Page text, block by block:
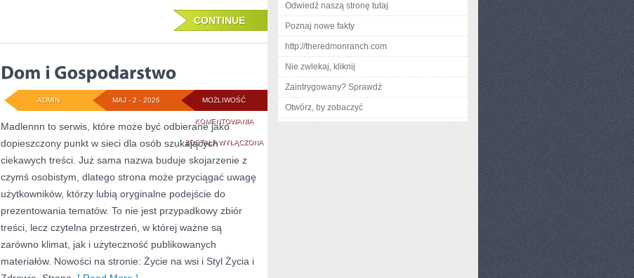
CONTINUE
MOŻLIWOŚĆ
KOMENTOWANIADOM
I
GOSPODARSTWO
ZOSTAŁA WYŁĄCZONA
MAJ - 2 - 2026
ADMIN
Madlennn to serwis, które może być odbierane jako
dopieszczony punkt w sieci dla osób szukających
ciekawych treści. Już sama nazwa buduje skojarzenie z
czymś osobistym, dlatego strona może przyciągać uwagę
użytkowników, którzy lubią oryginalne podejście do
prezentowania tematów. To nie jest przypadkowy zbiór
treści, lecz czytelna przestrzeń, w której ważne są
zarówno klimat, jak i użyteczność publikowanych
materiałów. Nowości na stronie: Życie na wsi i Styl Życia i
Odwiedź naszą stronę tutaj
Poznaj nowe fakty
http://theredmonranch.com
Nie zwlekaj, kliknij
Zaintrygowany? Sprawdź
Otwórz, by zobaczyć